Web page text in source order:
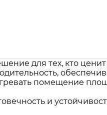
для тех, кто
помещение
и